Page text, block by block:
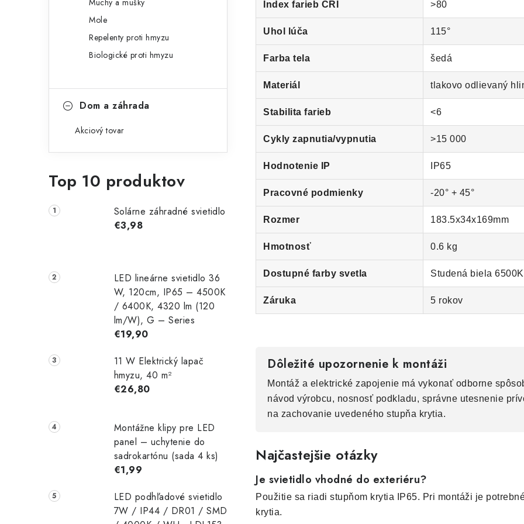
Muchy a mušky
Mole
Repelenty proti hmyzu
Biologické proti hmyzu
Dom a záhrada
Akciový tovar
Top 10 produktov
Solárne záhradné svietidlo
€3,98
LED lineárne svietidlo 36
W, 120cm, IP65 – 4500K
/ 6400K, 4320 lm (120
lm/W), G – Series
€19,90
11 W Elektrický lapač
hmyzu, 40 m²
€26,80
Montážne klipy pre LED
panel – uchytenie do
sadrokartónu (sada 4 ks)
€1,99
LED podhľadové svietidlo
7W / IP44 / DR01 / SMD
Index farieb CRI >80
Uhol lúča 115°
Farba tela šedá
Materiál tlakovo odlievaný
Stabilita farieb <6
Cykly zapnutia/vypnutia >15 000
Hodnotenie IP IP65
Pracovné podmienky -20° + 45°
Rozmer 183.5x34x169mm
Hmotnosť 0.6 kg
Dostupné farby svetla Studená biela
Záruka 5 rokov
Dôležité upozornenie k montáži
Montáž a elektrické zapojenie má vykonať odborne
návod výrobcu, nosnosť podkladu, správne utesnenie
na zachovanie uvedeného stupňa krytia.
Najčastejšie otázky
Je svietidlo vhodné do exteriéru?
Použitie sa riadi stupňom krytia IP65. Pri montáži je
krytia.